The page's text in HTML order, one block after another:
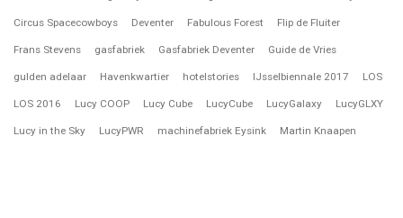
Circus Spacecowboys Deventer Fabulous Forest Flip de Fluiter
Frans Stevens gasfabriek Gasfabriek Deventer Guide de Vries
gulden adelaar Havenkwartier hotelstories IJsselbiennale 2017 LOS
LOS 2016 Lucy COOP Lucy Cube LucyCube LucyGalaxy LucyGLXY
Lucy in the Sky LucyPWR machinefabriek Eysink Martin Knaapen